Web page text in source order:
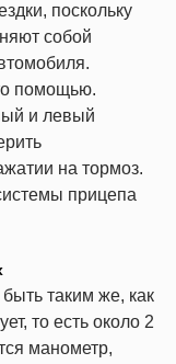
поскольку
собой
помощью.
и левый
на тормоз.
прицепа
таким же, как
то есть около 2
манометр,